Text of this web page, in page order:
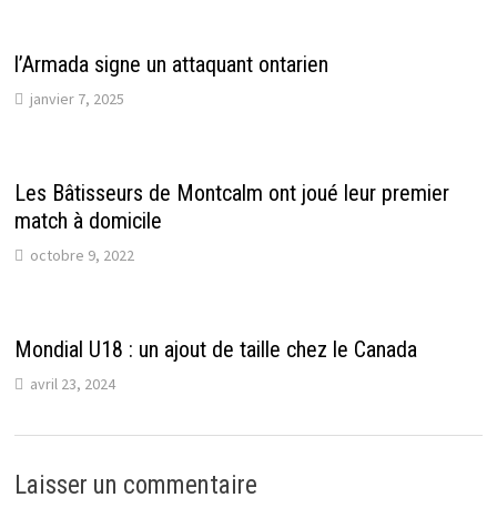
l’Armada signe un attaquant ontarien
janvier 7, 2025
Les Bâtisseurs de Montcalm ont joué leur premier
match à domicile
octobre 9, 2022
Mondial U18 : un ajout de taille chez le Canada
avril 23, 2024
Laisser un commentaire